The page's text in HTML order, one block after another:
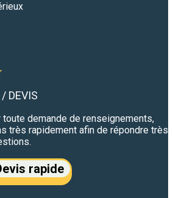
DEVIS
toute demande de renseignements,
très rapidement afin de répondre très
rapide